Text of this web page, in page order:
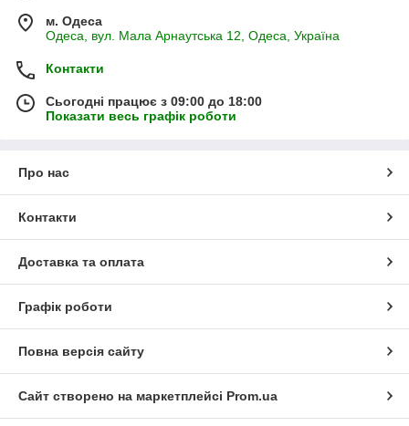
м. Одеса
Одеса, вул. Мала Арнаутська 12, Одеса, Україна
Контакти
Сьогодні працює з 09:00 до 18:00
Показати весь графік роботи
Про нас
Контакти
Доставка та оплата
Графік роботи
Повна версія сайту
Сайт створено на маркетплейсі Prom.ua